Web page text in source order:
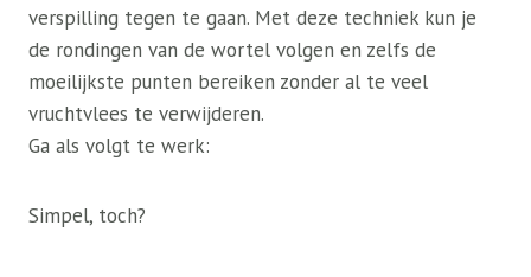
verspilling tegen te gaan. Met deze techniek kun je
de rondingen van de wortel volgen en zelfs de
moeilijkste punten bereiken zonder al te veel
vruchtvlees te verwijderen.
Ga als volgt te werk:
Simpel, toch?